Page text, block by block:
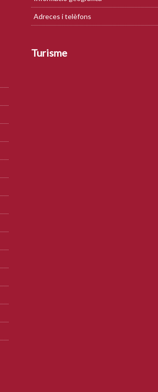
Adreces i telèfons
Turisme